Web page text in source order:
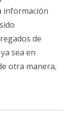
información
de
sea en
otra manera,